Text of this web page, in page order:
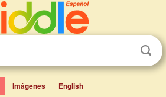
Imágenes English